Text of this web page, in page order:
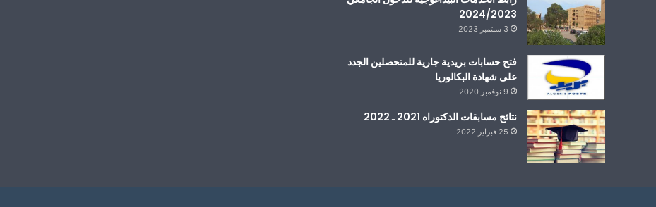
2024/2023
3 سبتمبر 2023
فتح حسابات بريدية جارية للمتحصلين الجدد
على شهادة البكالوريا
9 نوفمبر 2020
نتائج مسابقات الدكتوراه 2021 ـ 2022
25 فبراير 2022